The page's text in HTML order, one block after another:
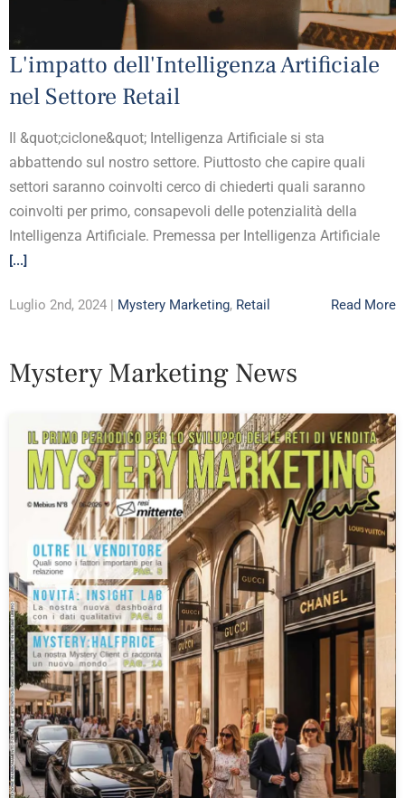
L'impatto dell'Intelligenza Artificiale
nel Settore Retail
Il &quot;ciclone&quot; Intelligenza Artificiale si sta
abbattendo sul nostro settore. Piuttosto che capire quali
settori saranno coinvolti cerco di chiederti quali saranno
coinvolti per primo, consapevoli delle potenzialità della
Intelligenza Artificiale. Premessa per Intelligenza Artificiale
[...]
Luglio 2nd, 2024 | Mystery Marketing, Retail Read More
Mystery Marketing News